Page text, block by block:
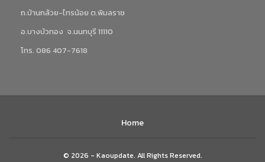
ถ.บ้านกล้วย-ไทรน้อย ต.พิมลราช
อ.บางบัวทอง จ.นนทบุรี 11110
โทร. 086 407-7618
Home
© 2026 - Kaoupdate. All Rights Reserved.